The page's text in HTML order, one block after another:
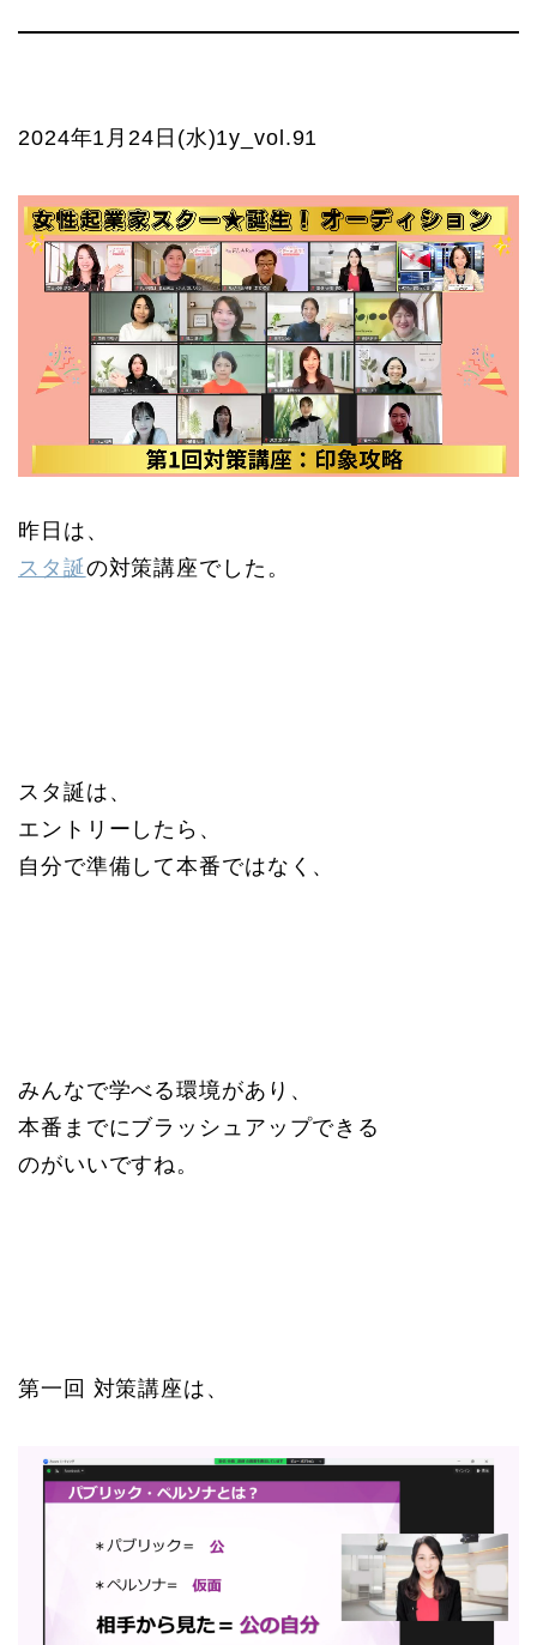
2024年1月24日(水)1y_vol.91
昨日は、
スタ誕の対策講座でした。
スタ誕は、
エントリーしたら、
自分で準備して本番ではなく、
みんなで学べる環境があり、
本番までにブラッシュアップできる
のがいいですね。
第一回 対策講座は、